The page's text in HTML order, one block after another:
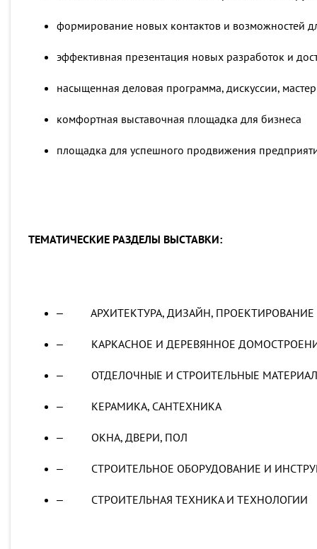
формирование новых контактов и возможностей
эффективная презентация новых разработок и
насыщенная деловая программа, дискуссии,
комфортная выставочная площадка для бизнеса
площадка для успешного продвижения
ТЕМАТИЧЕСКИЕ РАЗДЕЛЫ ВЫСТАВКИ:
‒ АРХИТЕКТУРА, ДИЗАЙН, ПРОЕКТИРОВАНИЕ
‒ КАРКАСНОЕ И ДЕРЕВЯННОЕ
‒ ОТДЕЛОЧНЫЕ И СТРОИТЕЛЬНЫЕ
‒ КЕРАМИКА, САНТЕХНИКА
‒ ОКНА, ДВЕРИ, ПОЛ
‒ СТРОИТЕЛЬНОЕ ОБОРУДОВАНИЕ И
‒ СТРОИТЕЛЬНАЯ ТЕХНИКА И ТЕХНОЛОГИИ